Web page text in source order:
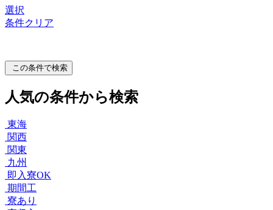
選択
条件クリア
この条件で検索
人気の条件から検索
東海
関西
関東
九州
即入寮OK
期間工
寮あり